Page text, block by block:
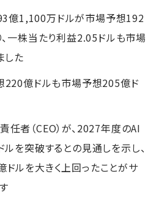
億1,100万ドルが市場予想192
一株当たり利益2.05ドルも市場
した
億ドルも市場予想205億ド
任者（CEO）が、2027年度のAI
を突破するとの見通しを示し、
ルを大きく上回ったことがサ